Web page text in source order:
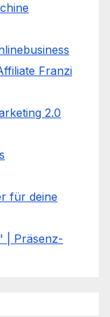
Franzi
2.0
für deine
| Präsenz-